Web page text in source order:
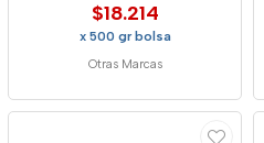
$18.214
x 500 gr bolsa
Otras Marcas